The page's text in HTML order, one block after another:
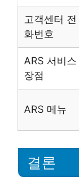
고객센터 전
화번호
ARS 서비스
장점
ARS 메뉴
결론